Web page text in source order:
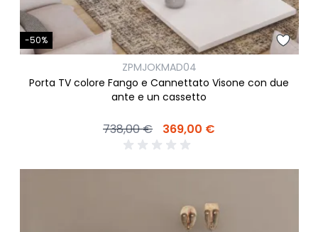
-50%
ZPMJOKMAD04
Porta TV colore Fango e Cannettato Visone con due
ante e un cassetto
738,00 € 369,00 €